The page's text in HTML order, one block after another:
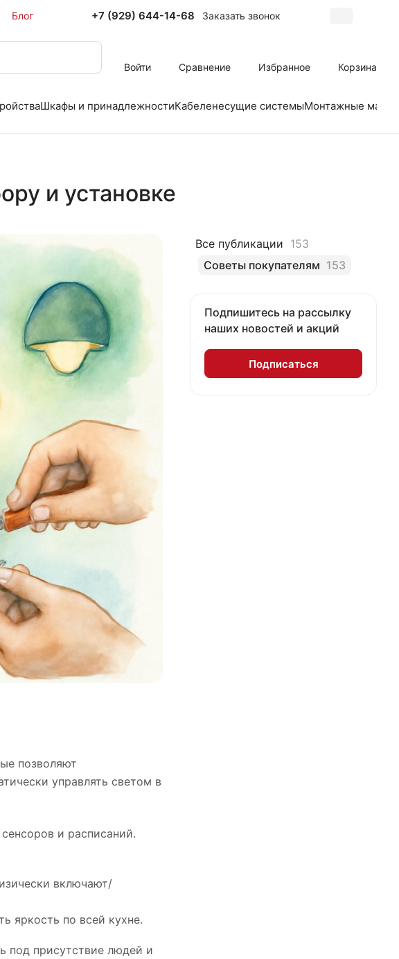
Блог +7 (929) 644-14-68 Заказать звонок
Войти Сравнение Избранное Корзина
Шкафы и принадлежностиКабеленесущие системыМонтажные
и установке
позволяют
управлять светом в
и расписаний.
включают/
яркость по всей кухне.
под присутствие людей и
Все публикации 153
Советы покупателям 153
Подпишитесь на рассылку
наших новостей и акций
Подписаться